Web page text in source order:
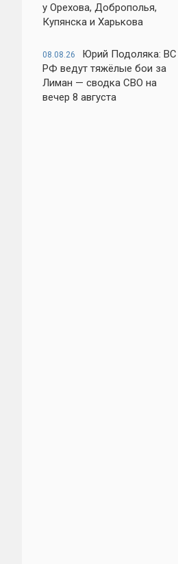
у Орехова, Доброполья,
Купянска и Харькова
08.08.26
Юрий Подоляка: ВС
РФ ведут тяжёлые бои за
Лиман — сводка СВО на
вечер 8 августа